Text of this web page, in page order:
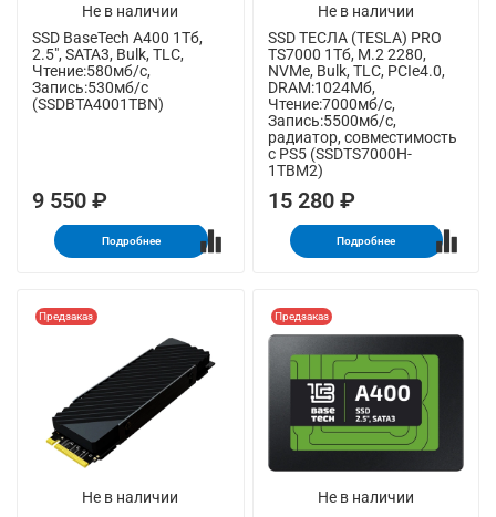
Не в наличии
SSD BaseTech A400 1Тб,
2.5", SATA3, Bulk, TLC,
Чтение:580мб/с,
Запись:530мб/с
(SSDBTA4001TBN)
9 550 ₽
Подробнее
Не в наличии
SSD ТЕСЛА (TESLA) PRO
TS7000 1Тб, M.2 2280,
NVMe, Bulk, TLC, PCIe4.0,
DRAM:1024Мб,
Чтение:7000мб/с,
Запись:5500мб/с,
радиатор, совместимость
с PS5 (SSDTS7000H-
1TBM2)
15 280 ₽
Подробнее
Не в наличии
Предзаказ
Не в наличии
Предзаказ